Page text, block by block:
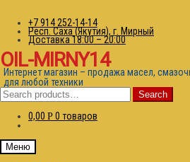
+7 914 252-14-14
Респ. Саха (Якутия), г. Мирный
Доставка 18:00 – 20:00
OIL-MIRNY14
Интернет магазин – продажа масел,
для любой техники
Search
for: Search
0,00 Р 0 товаров
Меню